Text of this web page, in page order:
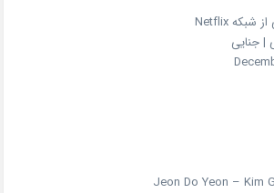
از شبکهNetflix
| جنایی
Jeon Do Yeon – Kim